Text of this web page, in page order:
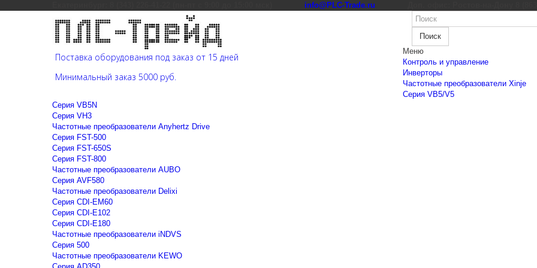
info@PLC-Trade.ru
Поставка оборудования под заказ от 15 дней
Минимальный заказ 5000 руб.
Поиск
Меню
Контроль и управление
Инверторы
Частотные преобразователи Xinje
Cерия VB5/V5
Cерия VB5N
Cерия VH3
Частотные преобразователи Anyhertz Drive
Серия FST-500
Серия FST-650S
Серия FST-800
Частотные преобразователи AUBO
Серия AVF580
Частотные преобразователи Delixi
Серия CDI-EM60
Серия CDI-E102
Серия CDI-E180
Частотные преобразователи iNDVS
Серия 500
Частотные преобразователи KEWO